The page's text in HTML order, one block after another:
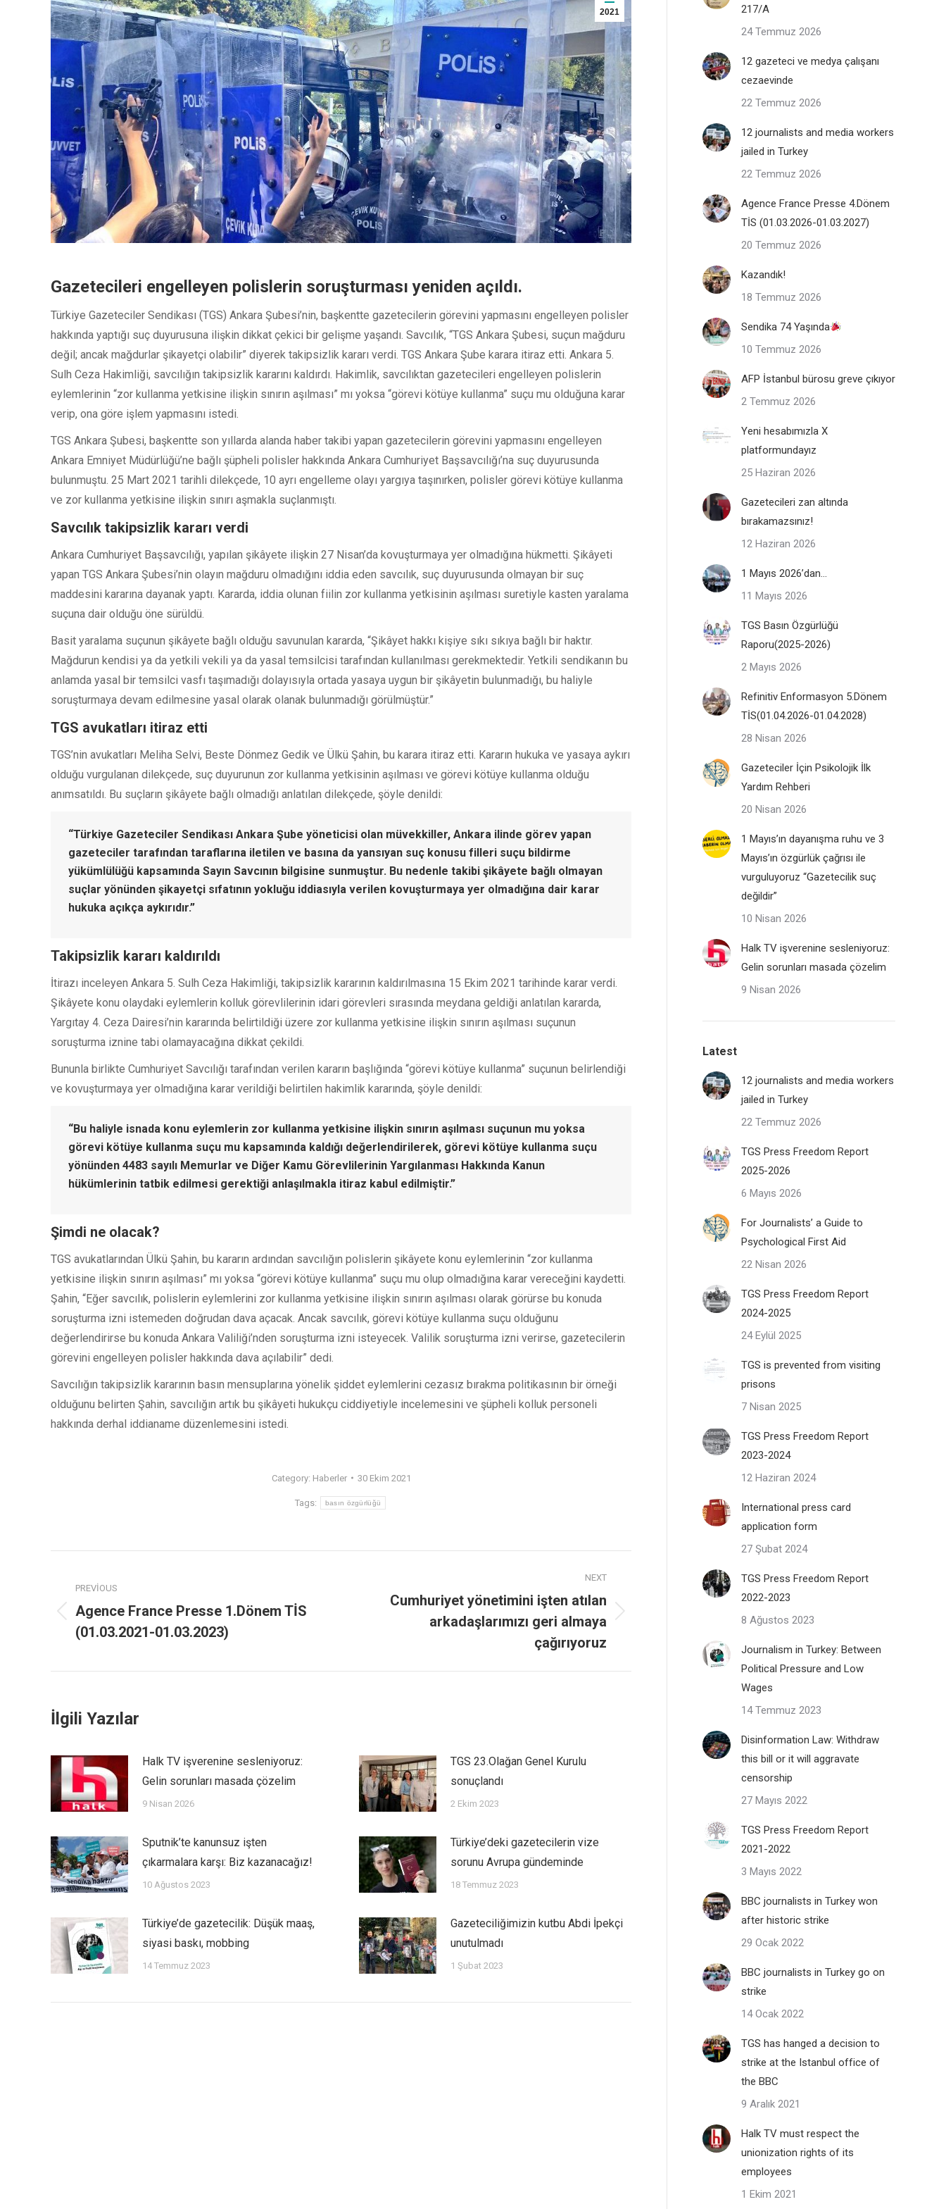
2021
Gazetecileri engelleyen polislerin soruşturması yeniden açıldı.
Türkiye Gazeteciler Sendikası (TGS) Ankara Şubesi’nin, başkentte gazetecilerin görevini yapmasını engelleyen polisler
hakkında yaptığı suç duyurusuna ilişkin dikkat çekici bir gelişme yaşandı. Savcılık, “TGS Ankara Şubesi, suçun mağduru
değil; ancak mağdurlar şikayetçi olabilir” diyerek takipsizlik kararı verdi. TGS Ankara Şube karara itiraz etti. Ankara 5.
Sulh Ceza Hakimliği, savcılığın takipsizlik kararını kaldırdı. Hakimlik, savcılıktan gazetecileri engelleyen polislerin
eylemlerinin “zor kullanma yetkisine ilişkin sınırın aşılması” mı yoksa “görevi kötüye kullanma” suçu mu olduğuna karar
verip, ona göre işlem yapmasını istedi.
TGS Ankara Şubesi, başkentte son yıllarda alanda haber takibi yapan gazetecilerin görevini yapmasını engelleyen
Ankara Emniyet Müdürlüğü’ne bağlı şüpheli polisler hakkında Ankara Cumhuriyet Başsavcılığı’na suç duyurusunda
bulunmuştu. 25 Mart 2021 tarihli dilekçede, 10 ayrı engelleme olayı yargıya taşınırken, polisler görevi kötüye kullanma
ve zor kullanma yetkisine ilişkin sınırı aşmakla suçlanmıştı.
Savcılık takipsizlik kararı verdi
Ankara Cumhuriyet Başsavcılığı, yapılan şikâyete ilişkin 27 Nisan’da kovuşturmaya yer olmadığına hükmetti. Şikâyeti
yapan TGS Ankara Şubesi’nin olayın mağduru olmadığını iddia eden savcılık, suç duyurusunda olmayan bir suç
maddesini kararına dayanak yaptı. Kararda, iddia olunan fiilin zor kullanma yetkisinin aşılması suretiyle kasten yaralama
suçuna dair olduğu öne sürüldü.
Basit yaralama suçunun şikâyete bağlı olduğu savunulan kararda, “Şikâyet hakkı kişiye sıkı sıkıya bağlı bir haktır.
Mağdurun kendisi ya da yetkili vekili ya da yasal temsilcisi tarafından kullanılması gerekmektedir. Yetkili sendikanın bu
anlamda yasal bir temsilci vasfı taşımadığı dolayısıyla ortada yasaya uygun bir şikâyetin bulunmadığı, bu haliyle
soruşturmaya devam edilmesine yasal olarak olanak bulunmadığı görülmüştür.”
TGS avukatları itiraz etti
TGS’nin avukatları Meliha Selvi, Beste Dönmez Gedik ve Ülkü Şahin, bu karara itiraz etti. Kararın hukuka ve yasaya aykırı
olduğu vurgulanan dilekçede, suç duyurunun zor kullanma yetkisinin aşılması ve görevi kötüye kullanma olduğu
anımsatıldı. Bu suçların şikâyete bağlı olmadığı anlatılan dilekçede, şöyle denildi:
“Türkiye Gazeteciler Sendikası Ankara Şube yöneticisi olan müvekkiller, Ankara ilinde görev yapan
gazeteciler tarafından taraflarına iletilen ve basına da yansıyan suç konusu filleri suçu bildirme
yükümlülüğü kapsamında Sayın Savcının bilgisine sunmuştur. Bu nedenle takibi şikâyete bağlı olmayan
suçlar yönünden şikayetçi sıfatının yokluğu iddiasıyla verilen kovuşturmaya yer olmadığına dair karar
hukuka açıkça aykırıdır.”
Takipsizlik kararı kaldırıldı
İtirazı inceleyen Ankara 5. Sulh Ceza Hakimliği, takipsizlik kararının kaldırılmasına 15 Ekim 2021 tarihinde karar verdi.
Şikâyete konu olaydaki eylemlerin kolluk görevlilerinin idari görevleri sırasında meydana geldiği anlatılan kararda,
Yargıtay 4. Ceza Dairesi’nin kararında belirtildiği üzere zor kullanma yetkisine ilişkin sınırın aşılması suçunun
soruşturma iznine tabi olamayacağına dikkat çekildi.
Bununla birlikte Cumhuriyet Savcılığı tarafından verilen kararın başlığında “görevi kötüye kullanma” suçunun belirlendiği
ve kovuşturmaya yer olmadığına karar verildiği belirtilen hakimlik kararında, şöyle denildi:
“Bu haliyle isnada konu eylemlerin zor kullanma yetkisine ilişkin sınırın aşılması suçunun mu yoksa
görevi kötüye kullanma suçu mu kapsamında kaldığı değerlendirilerek, görevi kötüye kullanma suçu
yönünden 4483 sayılı Memurlar ve Diğer Kamu Görevlilerinin Yargılanması Hakkında Kanun
hükümlerinin tatbik edilmesi gerektiği anlaşılmakla itiraz kabul edilmiştir.”
Şimdi ne olacak?
TGS avukatlarından Ülkü Şahin, bu kararın ardından savcılığın polislerin şikâyete konu eylemlerinin “zor kullanma
yetkisine ilişkin sınırın aşılması” mı yoksa “görevi kötüye kullanma” suçu mu olup olmadığına karar vereceğini kaydetti.
Şahin, “Eğer savcılık, polislerin eylemlerini zor kullanma yetkisine ilişkin sınırın aşılması olarak görürse bu konuda
soruşturma izni istemeden doğrudan dava açacak. Ancak savcılık, görevi kötüye kullanma suçu olduğunu
değerlendirirse bu konuda Ankara Valiliği’nden soruşturma izni isteyecek. Valilik soruşturma izni verirse, gazetecilerin
görevini engelleyen polisler hakkında dava açılabilir” dedi.
Savcılığın takipsizlik kararının basın mensuplarına yönelik şiddet eylemlerini cezasız bırakma politikasının bir örneği
olduğunu belirten Şahin, savcılığın artık bu şikâyeti hukukçu ciddiyetiyle incelemesini ve şüpheli kolluk personeli
hakkında derhal iddianame düzenlemesini istedi.
Category: Haberler 30 Ekim 2021
Tags: basın özgürlüğü
PREVIOUS
Agence France Presse 1.Dönem TİS
(01.03.2021-01.03.2023)
NEXT
Cumhuriyet yönetimini işten atılan
arkadaşlarımızı geri almaya
çağırıyoruz
İlgili Yazılar
Halk TV işverenine sesleniyoruz:
Gelin sorunları masada çözelim
9 Nisan 2026
TGS 23.Olağan Genel Kurulu
sonuçlandı
2 Ekim 2023
Sputnik’te kanunsuz işten
çıkarmalara karşı: Biz kazanacağız!
10 Ağustos 2023
Türkiye’deki gazetecilerin vize
sorunu Avrupa gündeminde
18 Temmuz 2023
Türkiye’de gazetecilik: Düşük maaş,
siyasi baskı, mobbing
14 Temmuz 2023
Gazeteciliğimizin kutbu Abdi İpekçi
unutulmadı
1 Şubat 2023
217/A
24 Temmuz 2026
12 gazeteci ve medya çalışanı
cezaevinde
22 Temmuz 2026
12 journalists and media workers
jailed in Turkey
22 Temmuz 2026
Agence France Presse 4.Dönem
TİS (01.03.2026-01.03.2027)
20 Temmuz 2026
Kazandık!
18 Temmuz 2026
Sendika 74 Yaşında
10 Temmuz 2026
AFP İstanbul bürosu greve çıkıyor
2 Temmuz 2026
Yeni hesabımızla X
platformundayız
25 Haziran 2026
Gazetecileri zan altında
bırakamazsınız!
12 Haziran 2026
1 Mayıs 2026’dan…
11 Mayıs 2026
TGS Basın Özgürlüğü
Raporu(2025-2026)
2 Mayıs 2026
Refinitiv Enformasyon 5.Dönem
TİS(01.04.2026-01.04.2028)
28 Nisan 2026
Gazeteciler İçin Psikolojik İlk
Yardım Rehberi
20 Nisan 2026
1 Mayıs’ın dayanışma ruhu ve 3
Mayıs’ın özgürlük çağrısı ile
vurguluyoruz “Gazetecilik suç
değildir”
10 Nisan 2026
Halk TV işverenine sesleniyoruz:
Gelin sorunları masada çözelim
9 Nisan 2026
Latest
12 journalists and media workers
jailed in Turkey
22 Temmuz 2026
TGS Press Freedom Report
2025-2026
6 Mayıs 2026
For Journalists’ a Guide to
Psychological First Aid
22 Nisan 2026
TGS Press Freedom Report
2024-2025
24 Eylül 2025
TGS is prevented from visiting
prisons
7 Nisan 2025
TGS Press Freedom Report
2023-2024
12 Haziran 2024
International press card
application form
27 Şubat 2024
TGS Press Freedom Report
2022-2023
8 Ağustos 2023
Journalism in Turkey: Between
Political Pressure and Low
Wages
14 Temmuz 2023
Disinformation Law: Withdraw
this bill or it will aggravate
censorship
27 Mayıs 2022
TGS Press Freedom Report
2021-2022
3 Mayıs 2022
BBC journalists in Turkey won
after historic strike
29 Ocak 2022
BBC journalists in Turkey go on
strike
14 Ocak 2022
TGS has hanged a decision to
strike at the Istanbul office of
the BBC
9 Aralık 2021
Halk TV must respect the
unionization rights of its
employees
1 Ekim 2021